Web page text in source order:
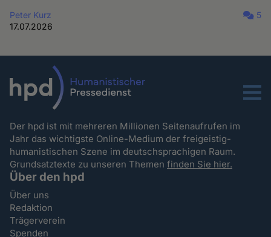
Peter Kurz
17.07.2026
5
Menu
Der hpd ist mit mehreren Millionen Seitenaufrufen im
Jahr das wichtigste Online-Medium der freigeistig-
humanistischen Szene im deutschsprachigen Raum.
Grundsatztexte zu unseren Themenfinden Sie hier.
Über den hpd
Über uns
Redaktion
Trägerverein
Spenden